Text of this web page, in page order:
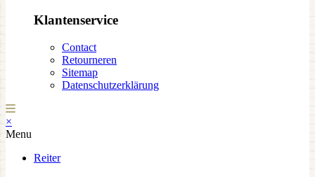
Klantenservice
Contact
Retourneren
Sitemap
Datenschutzerklärung
×
Menu
Reiter